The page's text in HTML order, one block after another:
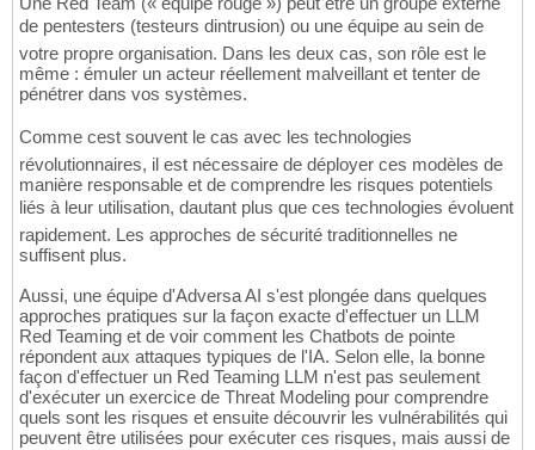
de pentesters (testeurs dintrusion) ou une équipe au sein de
votre propre organisation. Dans les deux cas, son rôle est le
même : émuler un acteur réellement malveillant et tenter de
pénétrer dans vos systèmes.
Comme cest souvent le cas avec les technologies
révolutionnaires, il est nécessaire de déployer ces modèles de
manière responsable et de comprendre les risques potentiels
liés à leur utilisation, dautant plus que ces technologies évoluent
rapidement. Les approches de sécurité traditionnelles ne
suffisent plus.
Aussi, une équipe d'Adversa AI s'est plongée dans quelques
approches pratiques sur la façon exacte d'effectuer un LLM
Red Teaming et de voir comment les Chatbots de pointe
répondent aux attaques typiques de l'IA. Selon elle, la bonne
façon d'effectuer un Red Teaming LLM n'est pas seulement
d'exécuter un exercice de Threat Modeling pour comprendre
quels sont les risques et ensuite découvrir les vulnérabilités qui
peuvent être utilisées pour exécuter ces risques, mais aussi de